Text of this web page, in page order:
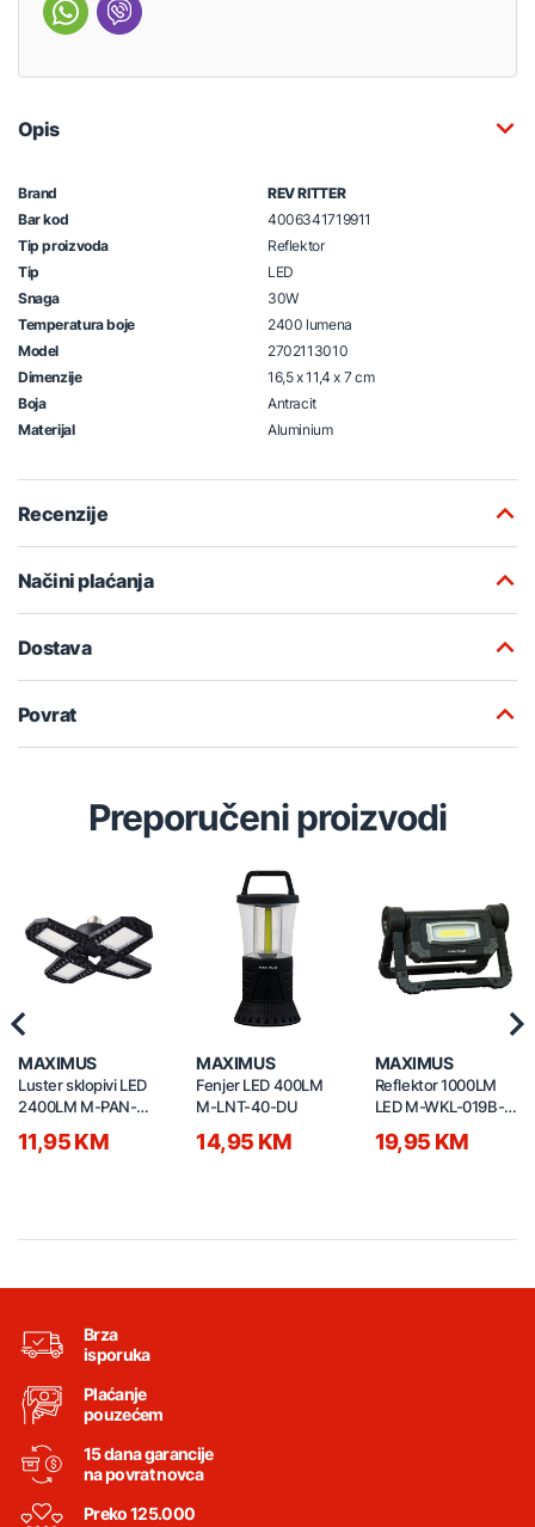
Opis
Brand
REV RITTER
Bar kod
4006341719911
Tip proizvoda
Reflektor
Tip
LED
Snaga
30W
Temperatura boje
2400 lumena
Model
2702113010
Dimenzije
16,5 x 11,4 x 7 cm
Boja
Antracit
Materijal
Aluminium
Recenzije
Načini plaćanja
Dostava
Povrat
Preporučeni proizvodi
MAXIMUS
Luster sklopivi LED
2400LM M-PAN-
11,95 KM
MAXIMUS
Fenjer LED 400LM
M-LNT-40-DU
14,95 KM
MAXIMUS
Reflektor 1000LM
LED M-WKL-019B-
19,95 KM
Brza
isporuka
Plaćanje
pouzećem
15 dana garancije
na povrat novca
Preko 125.000